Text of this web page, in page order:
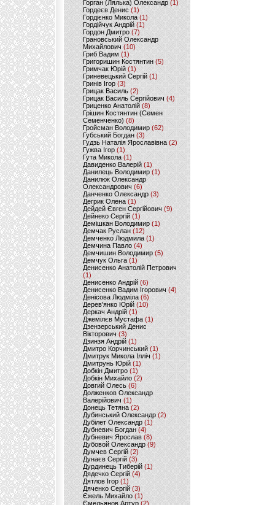
Горган (Лялька) Олександр(1)
Гордеєв Денис (1)
Гордієнко Микола (1)
Гордійчук Андрій (1)
Гордон Дмитро (7)
Грановський Олександр
Михайлович (10)
Гриб Вадим (1)
Григоришин Костянтин (5)
Гримчак Юрій(1)
Гриневецький Сергій(1)
Гринів Ігор (3)
Грицак Василь (2)
Грицак Василь Сергійович (4)
Гриценко Анатолій (8)
Грішин Костянтин (Семен
Семенченко)(8)
Гройсман Володимир(62)
Губський Богдан (3)
Гудзь Наталія Ярославівна(2)
Гужва Ігор (1)
Гута Микола (1)
Давиденко Валерій (1)
Данилець Володимир(1)
Данилюк Олександр
Олександрович (6)
Данченко Олександр (3)
Дегрик Олена(1)
Дейдей Євген Сергійович(9)
Дейнеко Сергій (1)
Демішкан Володимир(1)
Демчак Руслан (12)
Демченко Людмила (1)
Демчина Павло (4)
Демчишин Володимир (5)
Демчук Ольга(1)
Денисенко Анатолій Петрович
(1)
Денисенко Андрій (6)
Денисенко Вадим Ігорович (4)
Денісова Людміла(6)
Дерев'янко Юрій(10)
Деркач Андрій(1)
Джемілєв Мустафа (1)
Дзензерський Денис
Вікторович (3)
Дзинзя Андрій (1)
Дмитро Корчинський (1)
Дмитрук Микола Ілліч (1)
Дмитрунь Юрій (1)
Добкін Дмитро(1)
Добкін Михайло (2)
Довгий Олесь (6)
Долженков Олександр
Валерійович (1)
Донець Тетяна (2)
Дубинський Олександр(2)
Дубілет Олександр (1)
Дубневич Богдан (4)
Дубневич Ярослав (8)
Дубовой Олександр(9)
Думчев Сергій (2)
Дунаєв Сергій(3)
Дурдинець Тиберій (1)
Дядечко Сергій (4)
Дятлов Ігор (1)
Дяченко Сергій (3)
Єжель Михайло (1)
Ємельянов Артур (2)